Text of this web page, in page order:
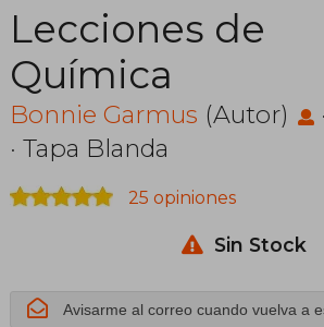
Lecciones de
Química
Bonnie Garmus (Autor) ·
· Tapa Blanda
25 opiniones
Sin Stock
Avisarme al correo cuando vuelva a